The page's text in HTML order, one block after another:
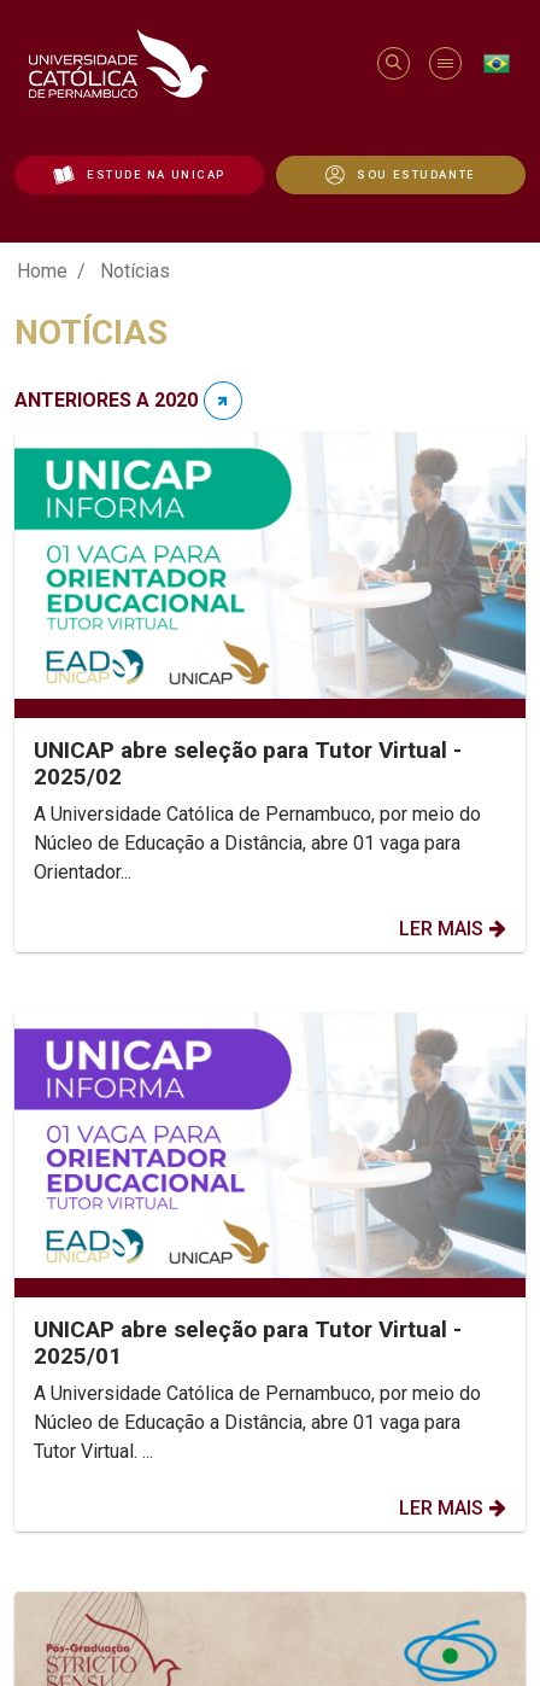
ESTUDE NA UNICAP SOU ESTUDANTE
Notícias - Unicap
Home Notícias
NOTÍCIAS
ANTERIORES A 2020
UNICAP abre seleção para Tutor Virtual -
2025/02
A Universidade Católica de Pernambuco, por meio do
Núcleo de Educação a Distância, abre 01 vaga para
Orientador...
LER MAIS
UNICAP abre seleção para Tutor Virtual -
2025/01
A Universidade Católica de Pernambuco, por meio do
Núcleo de Educação a Distância, abre 01 vaga para
Tutor Virtual. ...
LER MAIS